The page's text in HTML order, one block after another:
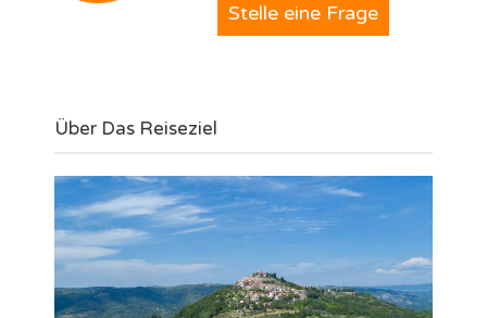
Stelle eine Frage
Über Das Reiseziel